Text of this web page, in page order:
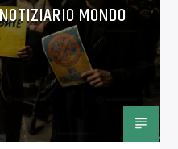
MONDO